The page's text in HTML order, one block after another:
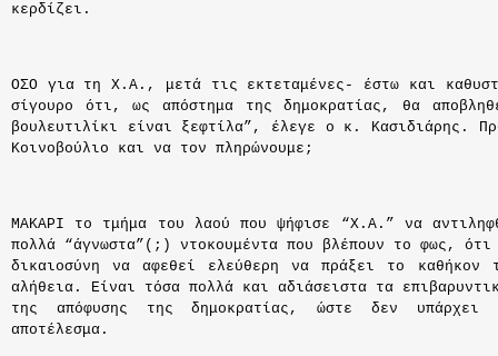
κερδίζει.
ΟΣΟ για τη Χ.Α., μετά τις εκτεταμένες- έστω και
σίγουρο ότι, ως απόστημα της δημοκρατίας, θα
βουλευτιλίκι είναι ξεφτίλα”, έλεγε ο κ. Κασιδιάρης.
Κοινοβούλιο και να τον πληρώνουμε;
ΜΑΚΑΡΙ το τμήμα του λαού που ψήφισε “Χ.Α.” να
πολλά “άγνωστα”(;) ντοκουμέντα που βλέπουν το φως,
δικαιοσύνη να αφεθεί ελεύθερη να πράξει το
αλήθεια. Είναι τόσα πολλά και αδιάσειστα τα
της απόφυσης της δημοκρατίας, ώστε δεν υπάρχει
αποτέλεσμα.